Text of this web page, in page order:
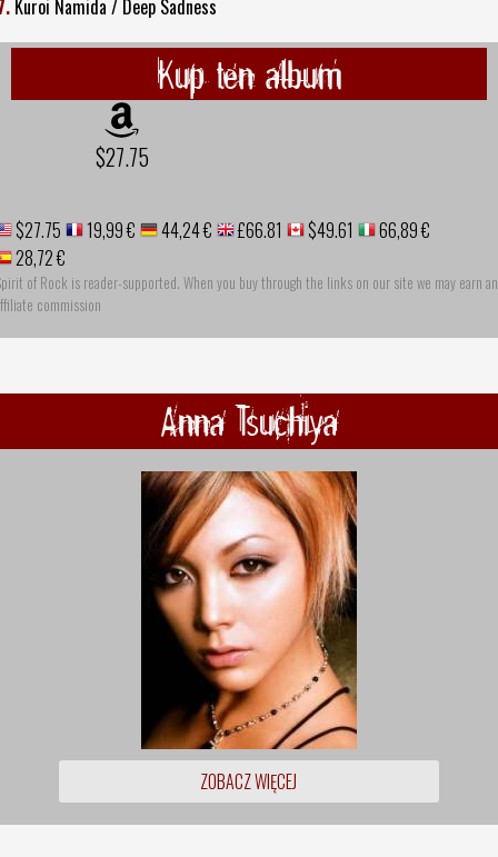
Kuroi Namida / Deep Sadness
Kup ten album
$27.75
$27.75 19,99 € 44,24 € £66.81 $49.61
66,89 €
28,72 €
of Rock is reader-supported. When you buy through the links on our site we may earn an
commission
Anna Tsuchiya
ZOBACZ WIĘCEJ